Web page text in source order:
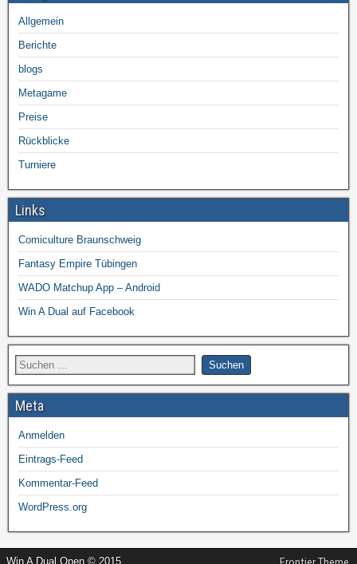
Allgemein
Berichte
blogs
Metagame
Preise
Rückblicke
Turniere
Links
Comiculture Braunschweig
Fantasy Empire Tübingen
WADO Matchup App – Android
Win A Dual auf Facebook
Meta
Anmelden
Eintrags-Feed
Kommentar-Feed
WordPress.org
Win A Dual Open © 2015